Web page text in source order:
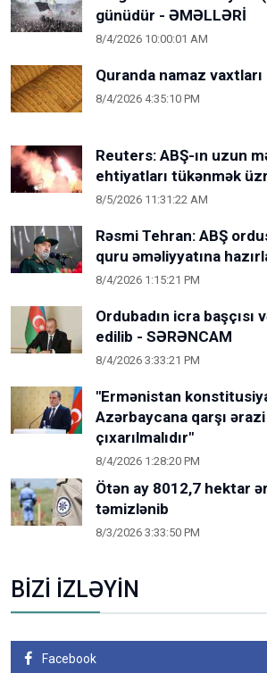
günüdür - ƏMƏLLƏRİ
8/4/2026 10:00:01 AM
Quranda namaz vaxtları
8/4/2026 4:35:10 PM
Reuters: ABŞ-ın uzun
ehtiyatları tükənmək
8/5/2026 11:31:22 AM
Rəsmi Tehran: ABŞ
quru əməliyyatına
8/4/2026 1:15:21 PM
Ordubadın icra başçısı
edilib - SƏRƏNCAM
8/4/2026 3:33:21 PM
"Ermənistan
Azərbaycana qarşı ərazi
çıxarılmalıdır"
8/4/2026 1:28:20 PM
Ötən ay 8012,7 hektar
təmizlənib
8/3/2026 3:33:50 PM
BİZİ İZLƏYİN
Facebook